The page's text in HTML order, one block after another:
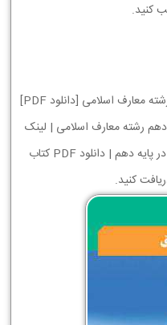
کنید.
دانلود فایل PDF کتاب منطق پایه دهم رشته معارف اسلامی [دانلود PDF]
رشته معارف اسلامی | لینک
دانلود کتاب منطق | لینک PDF منطق در پایه دهم | دانلود PDF کتاب
کنید.